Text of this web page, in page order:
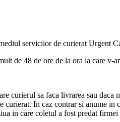
serviciior de curierat Urgent
de 48 de ore de la ora la care v-
curierul sa faca livrarea sau
In caz contrar si anume
in care coletul a fost predat firmei